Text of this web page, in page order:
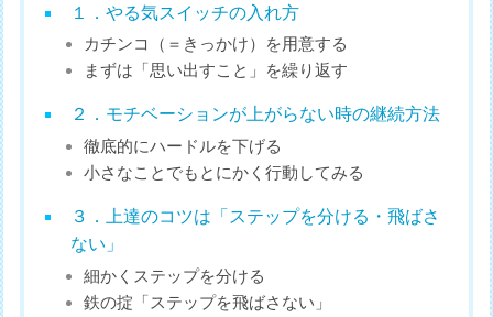
１．やる気スイッチの入れ方
カチンコ（＝きっかけ）を用意する
まずは「思い出すこと」を繰り返す
２．モチベーションが上がらない時の継続方法
徹底的にハードルを下げる
小さなことでもとにかく行動してみる
３．上達のコツは「ステップを分ける・飛ばさ
ない」
細かくステップを分ける
鉄の掟「ステップを飛ばさない」